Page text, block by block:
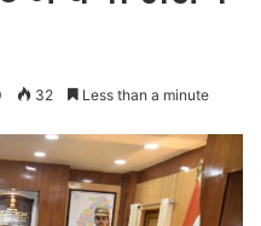
32 Less than a minute